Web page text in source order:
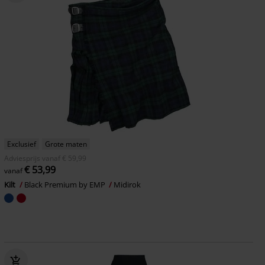
Exclusief
Grote maten
Adviesprijs
vanaf € 59,99
vanaf€ 53,99
Kilt Black Premium by EMP Midirok